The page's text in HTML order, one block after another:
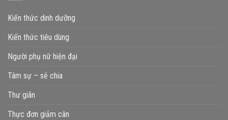
Kiến thức dinh dưỡng
Kiến thức tiêu dùng
Người phụ nữ hiện đại
Tâm sự – sẻ chia
Thư giãn
Thực đơn giảm cân